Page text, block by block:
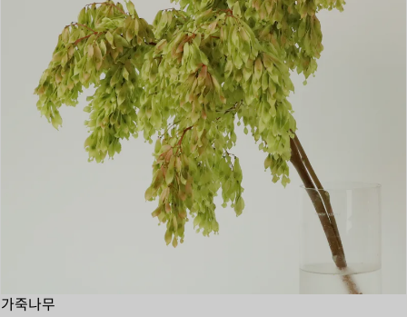
가죽나무